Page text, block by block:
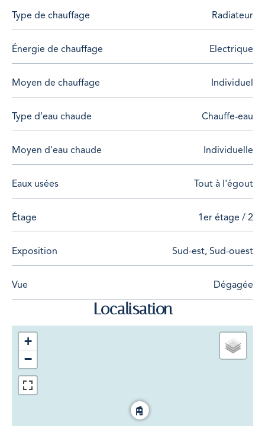
Pour plus d'informations ou pour organiser une visite,
contactez-nous dès maintenant !
Type de chauffage Radiateur
Énergie de chauffage Electrique
Moyen de chauffage Individuel
Type d'eau chaude Chauffe-eau
Moyen d'eau chaude Individuelle
Eaux usées Tout à l'égout
Étage 1er étage / 2
Exposition Sud-est, Sud-ouest
Vue Dégagée
Localisation
+
−